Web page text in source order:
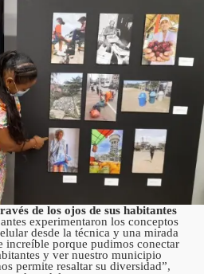
de los ojos de sus habitantes
experimentaron los conceptos
desde la técnica y una mirada
increíble porque pudimos conectar
y ver nuestro municipio
permite resaltar su diversidad”,